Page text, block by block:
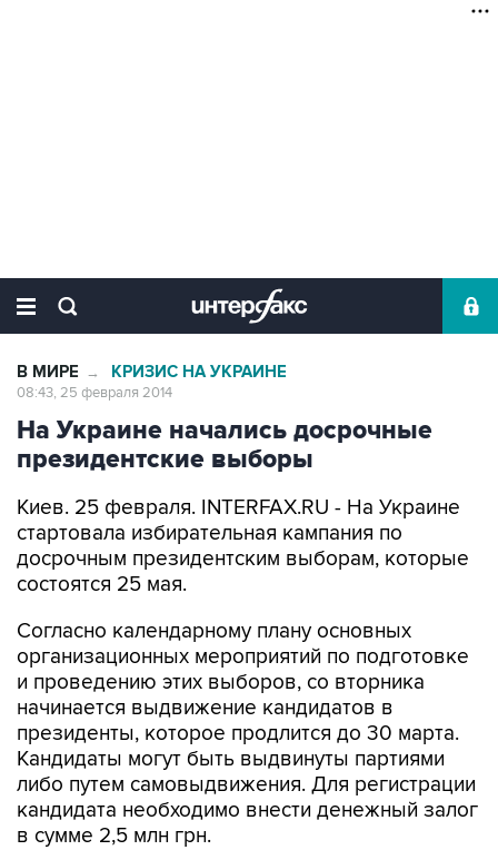
В МИРЕ → КРИЗИС НА УКРАИНЕ
08:43, 25 февраля 2014
На Украине начались досрочные
президентские выборы
Киев. 25 февраля. INTERFAX.RU - На Украине
стартовала избирательная кампания по
досрочным президентским выборам, которые
состоятся 25 мая.
Согласно календарному плану основных
организационных мероприятий по подготовке
и проведению этих выборов, со вторника
начинается выдвижение кандидатов в
президенты, которое продлится до 30 марта.
Кандидаты могут быть выдвинуты партиями
либо путем самовыдвижения. Для регистрации
кандидата необходимо внести денежный залог
в сумме 2,5 млн грн.